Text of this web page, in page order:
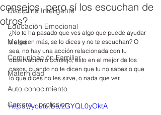
Disciplina Inteligente
Educación Emocional
Metas
Comunicación Familiar
Maternidad
Auto conocimiento
Carrera - profesion
consejos, pero sí los escuchan de
otros?
¿No te ha pasado que ves algo que puede ayudar
a alguien más, se lo dices y no te escuchan? O
sea, no hay una acción relacionada con tu
observación o consejo, esto en el mejor de los
casos, cuando no te dicen que tu no sabes o que
lo que dices no les sirve, o nada que ver.
https://youtu.be/zGYQL0yOktA